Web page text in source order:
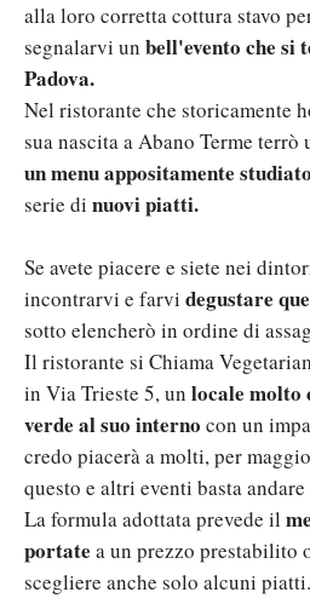
alla loro corretta cottura stavo
segnalarvi un bell'evento che si
Padova.
Nel ristorante che storicamente
sua nascita a Abano Terme terrò
un menu appositamente studiato
serie di nuovi piatti.
Se avete piacere e siete nei
incontrarvi e farvi degustare
sotto elencherò in ordine di
Il ristorante si Chiama
in Via Trieste 5, un locale molto
verde al suo interno con un
credo piacerà a molti, per
questo e altri eventi basta andare
La formula adottata prevede il
portate a un prezzo prestabilito
scegliere anche solo alcuni piatti.